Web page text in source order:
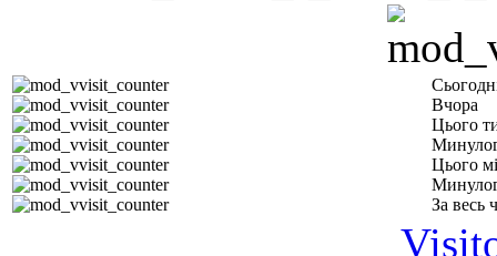
Вчора
Цього
Цього
За весь